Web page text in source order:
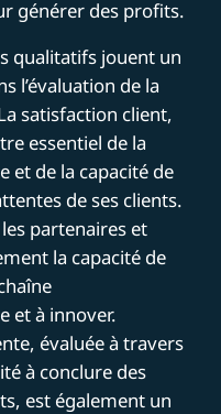
générer des profits.
qualitatifs jouent un
l’évaluation de la
satisfaction client,
essentiel de la
et de la capacité de
de ses clients.
partenaires et
la capacité de
et à innover.
évaluée à travers
à conclure des
est également un